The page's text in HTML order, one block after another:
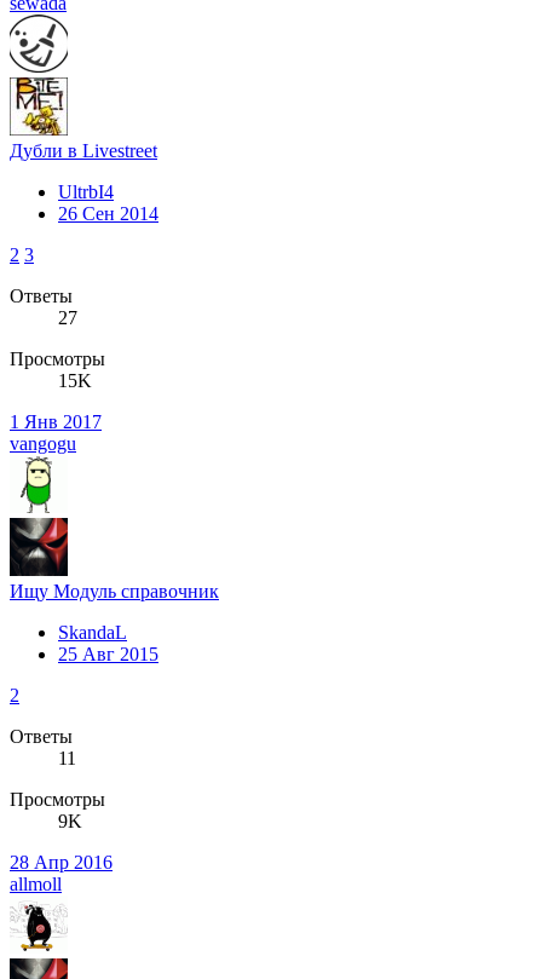
Дубли в Livestreet
UltrbI4
26 Сен 2014
2 3
Ответы
27
Просмотры
15K
1 Янв 2017
vangogu
Ищу Модуль справочник
SkandaL
25 Авг 2015
2
Ответы
11
Просмотры
9K
28 Апр 2016
allmoll